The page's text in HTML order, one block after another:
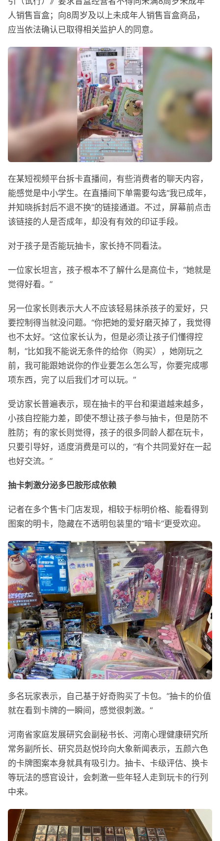
人销售盲盒；向8周岁及以上未成年人销售盲盒商品，
应当依法确认已取得相关监护人的同意。
在某短视频平台拆卡直播间，有些消费者的聊天内容，
能感觉是中小学生。在直播间下单需要勾选“我已成年，
并知晓拆封后不退不换”的链接通道。不过，屏幕前点击
该链接的人是否成年，却没有有效的印证手段。
对于孩子是否能玩抽卡，家长持不同看法。
一位家长坦言，孩子根本不了解什么是高位卡，“她就是
觉得好看。”
另一位家长则表示大人不应该轻易抹杀孩子的爱好，只
要控制得当就没问题。“你把她的爱好磨灭掉了，我觉得
也不太好。”这位家长认为，但是必须让孩子们懂得控
制，“比如我不能说无条件的给你（购买），她刚玩之
前，我可能跟她说你的作业要怎么怎么写，你要完成哪
项东西，完了以后我们才可以玩。”
受访家长普遍表示，现在抽卡的平台和渠道越来越多，
小孩自控能力差，即使不想让孩子参与抽卡，但是防不
胜防；有的家长则觉得，孩子的很多同龄人都在玩卡，
只要引导好，适度消费是可以的，“有个共同爱好在一起
也好交流。”
抽卡刺激分泌多巴胺形成依赖
记者在多个售卡门店发现，相较于标明价格、能看得到
图案的明卡，隐藏在不透明包装里的“暗卡”更受欢迎。
多名玩家表示，自己基于好奇购买了卡包。“抽卡的价值
就在看到卡牌的一瞬间，感觉很刺激。”
河南省家庭发展研究会副秘书长、河南心理健康研究所
常务副所长、研究员赵悦玲向大象新闻表示，五颜六色
的卡牌图案本身就具有吸引力。抽卡、卡级评估、换卡
等玩法的感官设计，会刺激一些年轻人走到玩卡的行列
中来。